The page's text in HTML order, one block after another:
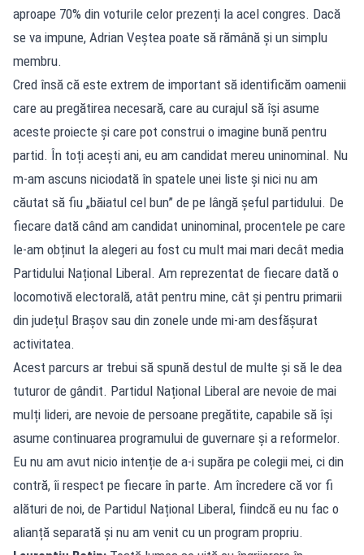
aproape 70% din voturile celor prezenți la acel congres. Dacă
se va impune, Adrian Veștea poate să rămână și un simplu
membru.
Cred însă că este extrem de important să identificăm oamenii
care au pregătirea necesară, care au curajul să își asume
aceste proiecte și care pot construi o imagine bună pentru
partid. În toți acești ani, eu am candidat mereu uninominal. Nu
m-am ascuns niciodată în spatele unei liste și nici nu am
căutat să fiu „băiatul cel bun” de pe lângă șeful partidului. De
fiecare dată când am candidat uninominal, procentele pe care
le-am obținut la alegeri au fost cu mult mai mari decât media
Partidului Național Liberal. Am reprezentat de fiecare dată o
locomotivă electorală, atât pentru mine, cât și pentru primarii
din județul Brașov sau din zonele unde mi-am desfășurat
activitatea.
Acest parcurs ar trebui să spună destul de multe și să le dea
tuturor de gândit. Partidul Național Liberal are nevoie de mai
mulți lideri, are nevoie de persoane pregătite, capabile să își
asume continuarea programului de guvernare și a reformelor.
Eu nu am avut nicio intenție de a-i supăra pe colegii mei, ci din
contră, îi respect pe fiecare în parte. Am încredere că vor fi
alături de noi, de Partidul Național Liberal, fiindcă eu nu fac o
alianță separată și nu am venit cu un program propriu.